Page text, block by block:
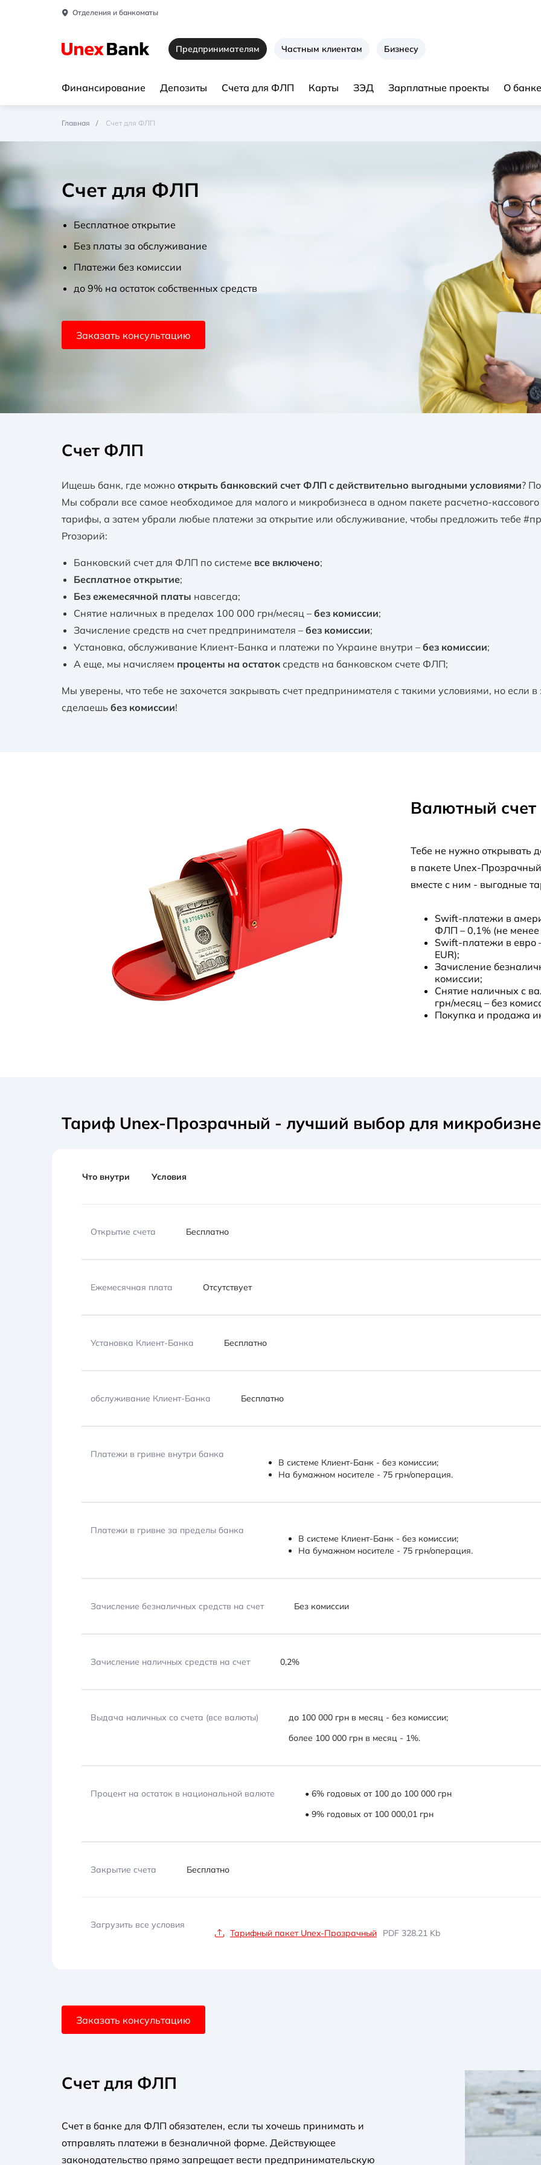
Отделения и банкоматы
Предпринимателям Частным клиентам Бизнесу
Финансирование Депозиты Счета для ФЛП Карты ЗЭД Зарплатные проекты О банке
Главная Счет для ФЛП
Счет для ФЛП
Бесплатное открытие
Без платы за обслуживание
Платежи без комиссии
до 9% на остаток собственных средств
Заказать консультацию
Счет ФЛП
Ищешь банк, где можно открыть банковский счет ФЛП с действительно выгодными условиями?
Мы собрали все самое необходимое для малого и микробизнеса в одном пакете расчетно-
тарифы, а затем убрали любые платежи за открытие или обслуживание, чтобы предложить тебе
Proзорий:
Банковский счет для ФЛП по системе все включено;
Бесплатное открытие;
Без ежемесячной платы навсегда;
Снятие наличных в пределах 100 000 грн/месяц – без комиссии;
Зачисление средств на счет предпринимателя – без комиссии;
Установка, обслуживание Клиент-Банка и платежи по Украине внутри – без комиссии;
А еще, мы начисляем проценты на остаток средств на банковском счете ФЛП;
Мы уверены, что тебе не захочется закрывать счет предпринимателя с такими условиями, но если
сделаешь без комиссии!
Валютный
Тебе не нужно открывать
в пакете Unex-
вместе с ним - выгодные
Swift-платежи в
ФЛП – 0,1% (не менее
Swift-платежи в евро
EUR);
Зачисление
комиссии;
Снятие наличных с
грн/месяц – без
Покупка и продажа
Тариф Unex-Прозрачный - лучший выбор для
Что внутри Условия
Открытие счета Бесплатно
Ежемесячная плата Отсутствует
Установка Клиент-Банка Бесплатно
обслуживание Клиент-Банка Бесплатно
Платежи в гривне внутри банка
В системе Клиент-Банк - без комиссии;
На бумажном носителе - 75 грн/операция.
Платежи в гривне за пределы банка
В системе Клиент-Банк - без комиссии;
На бумажном носителе - 75 грн/операция.
Зачисление безналичных средств на счет Без комиссии
Зачисление наличных средств на счет 0,2%
Выдача наличных со счета (все валюты)
до 100 000 грн в месяц - без комиссии;
более 100 000 грн в месяц - 1%.
Процент на остаток в национальной валюте
• 6% годовых от 100 до 100 000 грн
• 9% годовых от 100 000,01 грн
Закрытие счета Бесплатно
Загрузить все условия
Тарифный пакет Unex-Прозрачный PDF 328.21 Kb
Заказать консультацию
Счет для ФЛП
Счет в банке для ФЛП обязателен, если ты хочешь принимать и
отправлять платежи в безналичной форме. Действующее
законодательство прямо запрещает вести предпринимательскую